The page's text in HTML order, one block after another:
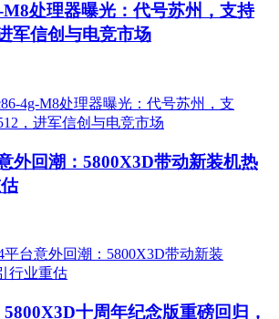
M8处理器曝光：代号苏州，支持
军信创与电竞市场
外回潮：5800X3D带动新装机热
十周年纪念版重磅回归，